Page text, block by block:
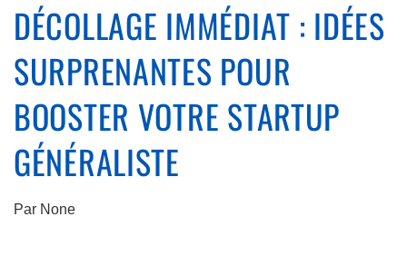
DÉCOLLAGE IMMÉDIAT : IDÉES
SURPRENANTES POUR
BOOSTER VOTRE STARTUP
GÉNÉRALISTE
Par None